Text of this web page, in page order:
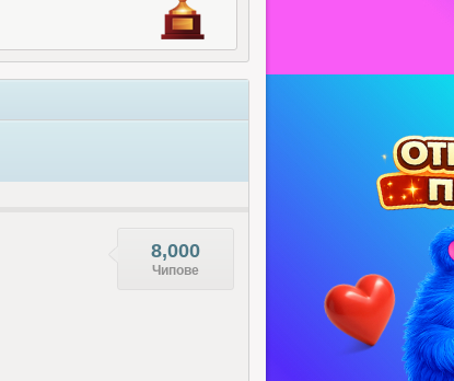
8,000
Чипове